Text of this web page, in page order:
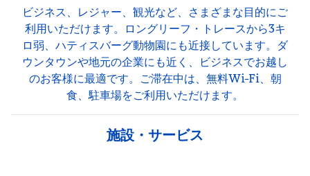
ビジネス、レジャー、観光など、さまざまな目的にご
利用いただけます。ロングリーフ・トレースから3キ
ロ弱、ハティスバーグ動物園にも近接しています。ダ
ウンタウンや地元の企業にも近く、ビジネスでお越し
のお客様に最適です。ご滞在中は、無料Wi-Fi、朝
食、駐車場をご利用いただけます。
施設・サービス